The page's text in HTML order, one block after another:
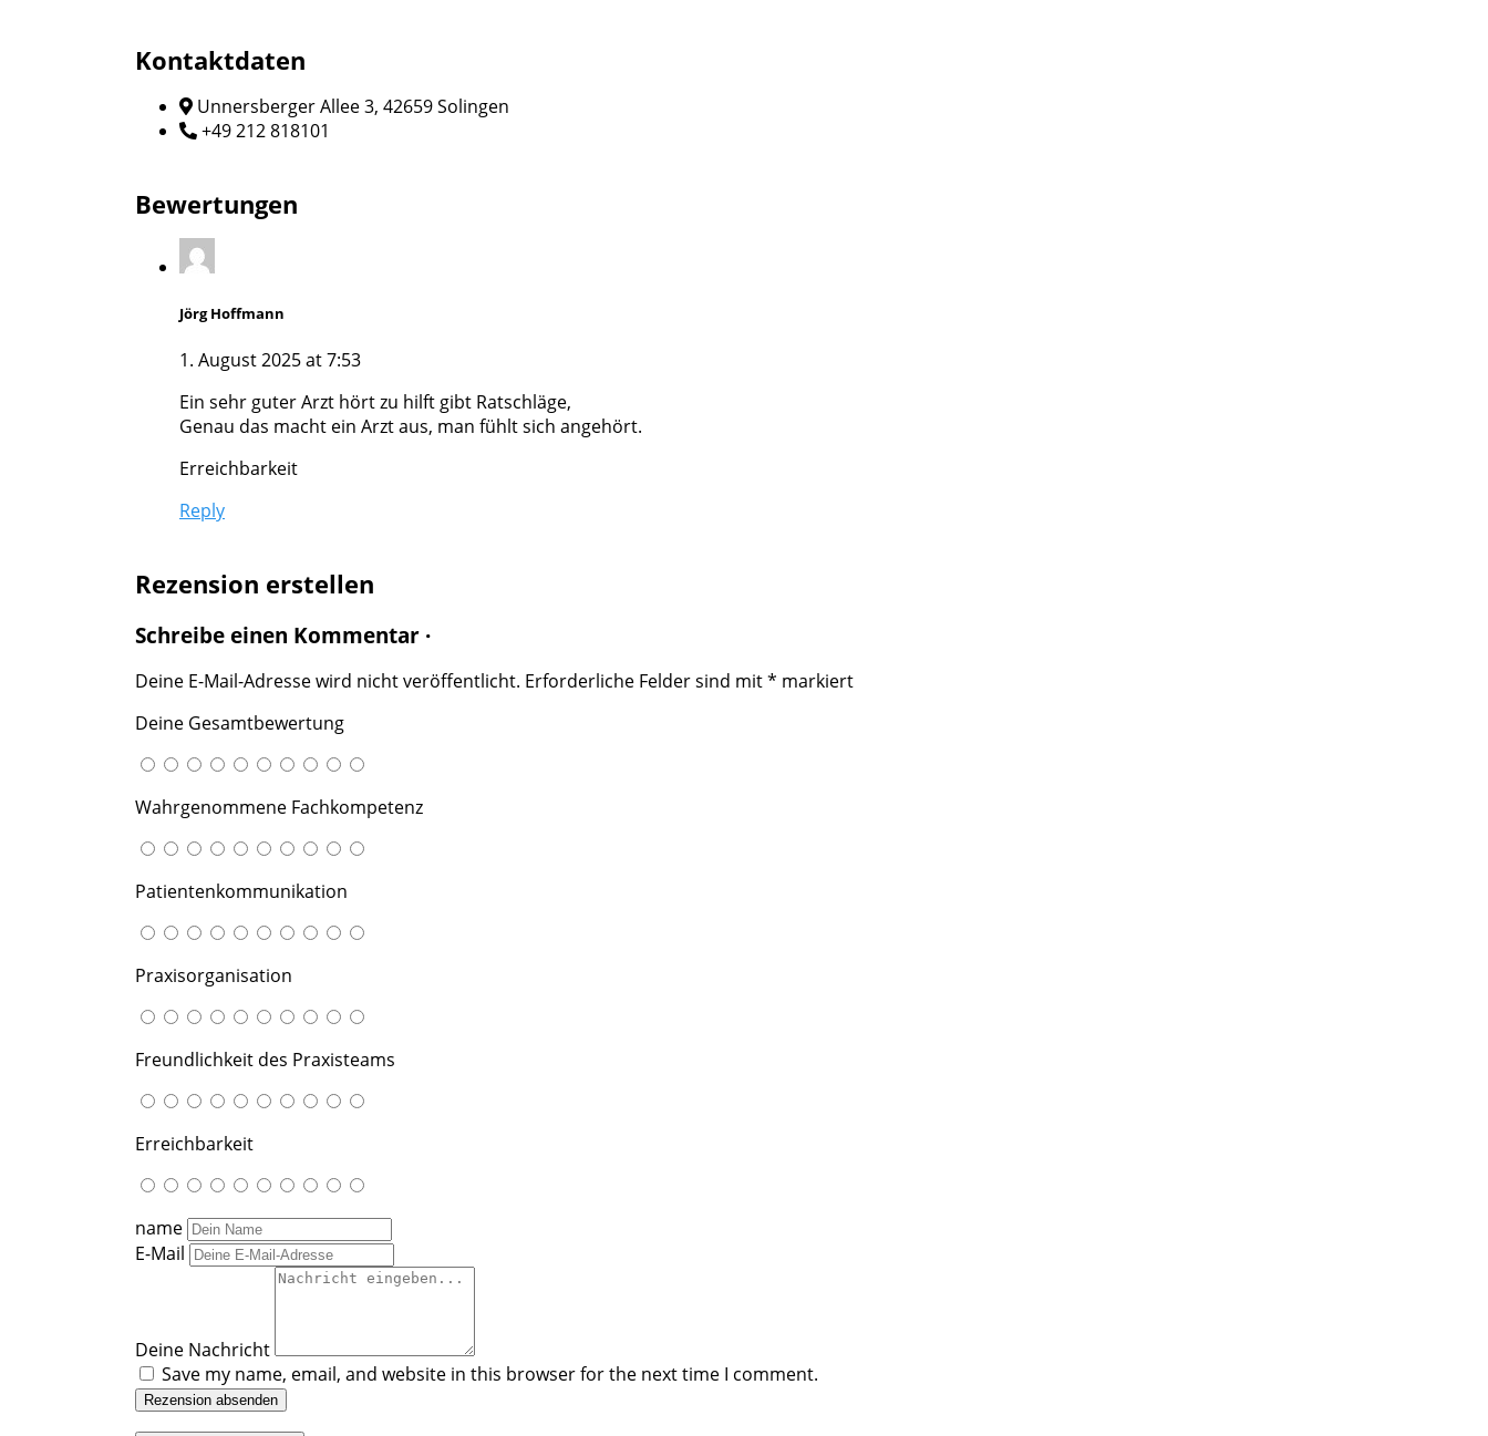
Kontaktdaten
Unnersberger Allee 3, 42659 Solingen
+49 212 818101
Bewertungen
Jörg Hoffmann
1. August 2025 at 7:53
Ein sehr guter Arzt hört zu hilft gibt Ratschläge,
Genau das macht ein Arzt aus, man fühlt sich angehört.
Erreichbarkeit
Reply
Rezension erstellen
Schreibe einen Kommentar ·
Deine E-Mail-Adresse wird nicht veröffentlicht. Erforderliche Felder sind mit* markiert
Deine Gesamtbewertung
Wahrgenommene Fachkompetenz
Patientenkommunikation
Praxisorganisation
Freundlichkeit des Praxisteams
Erreichbarkeit
name
E-Mail
Deine Nachricht
Save my name, email, and website in this browser for the next time I comment.
Rezension absenden